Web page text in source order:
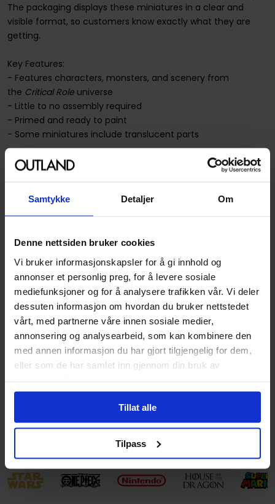
Samtykke Detaljer Om
Denne nettsiden bruker cookies
Vi bruker informasjonskapsler for å gi innhold og
annonser et personlig preg, for å levere sosiale
mediefunksjoner og for å analysere trafikken vår. Vi deler
dessuten informasjon om hvordan du bruker nettstedet
vårt, med partnerne våre innen sosiale medier,
annonsering og analysearbeid, som kan kombinere den
med annen informasjon du har gjort tilgjengelig for dem,
eller som de har samlet inn gjennom din bruk av
Tillat alle
Tilpass
The packaging displays these miniatures in a clear and
visible format, so customers know exactly what they are
getting.
Key Features:
- Features characters, monsters, and scenery from
the Critical Roleuniverse
- Little to no assembly required
- Primed and ready to paint
- Some miniatures include translucent parts
This is a 2-count character pack.
Spesifikasjoner
Opprinnelsesland :
Kina
Format
Figur
Serie
Critical Role Unpainted
Miniatures
Forfattere
WizKids
Utgiver
WizKids
Lanseringsdato
29.09.2021
Karakterer
Språk
Engelsk